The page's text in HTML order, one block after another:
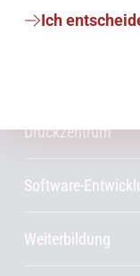
Ich
Druckzentrum
Software-
Weiterbildung